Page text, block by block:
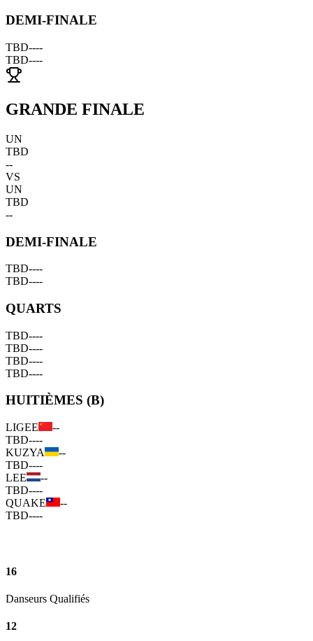
DEMI-FINALE
TBD----
TBD----
GRANDE FINALE
UN
TBD
--
VS
UN
TBD
--
DEMI-FINALE
TBD----
TBD----
QUARTS
TBD----
TBD----
TBD----
TBD----
HUITIÈMES (B)
LIGEE
--
TBD----
KUZYA
--
TBD----
LEE
--
TBD----
QUAKE
--
TBD----
16
Danseurs Qualifiés
12